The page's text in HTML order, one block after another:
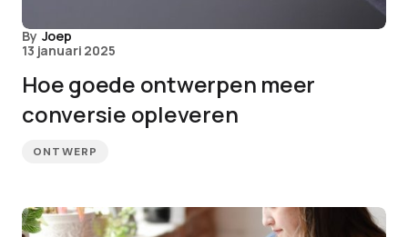
By Joep
13 januari 2025
Hoe goede ontwerpen meer
conversie opleveren
ONTWERP